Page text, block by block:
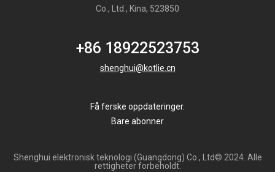
Co., Ltd., Kina, 523850
+86 18922523753
shenghui@kotlie.cn
Få ferske oppdateringer.
Bare abonner
Shenghui elektronisk teknologi (Guangdong) Co., Ltd© 2024. Alle
rettigheter forbeholdt.